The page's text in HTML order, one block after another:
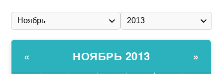
« НОЯБРЬ 2013 »